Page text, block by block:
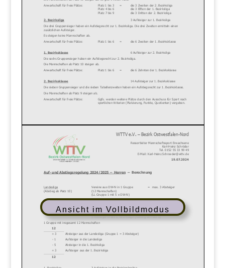
Ansicht im Vollbildmodus